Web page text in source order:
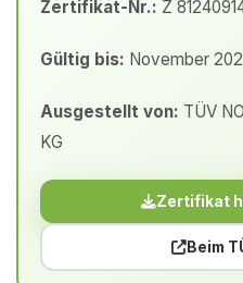
Zertifikat-Nr.: Z
Gültig bis: November
Ausgestellt von: TÜV
KG
Zertifikat
Beim